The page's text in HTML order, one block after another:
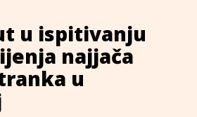
u ispitivanju
najjača
u